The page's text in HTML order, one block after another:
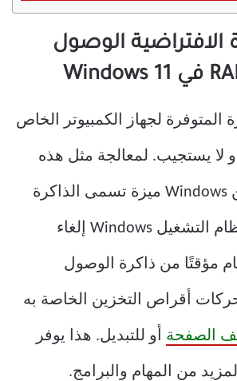
الافتراضية الوصول
المتوفرة لجهاز الكمبيوتر الخاص
لا يستجيب. لمعالجة مثل هذه
المواقف ، يتضمن Windows ميزة تسمى الذاكرة
الظاهرية. يتيح لنظام التشغيل Windows إلغاء
مؤقتًا من ذاكرة الوصول
أقراص التخزين الخاصة به
الصفحة أو للتبديل. هذا يوفر
من المهام والبرامج.